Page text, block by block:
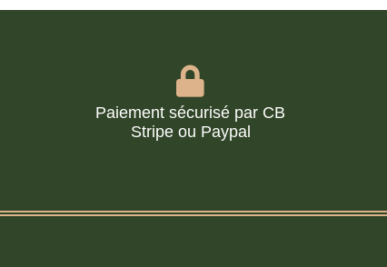
Paiement sécurisé par CB
Stripe ou Paypal